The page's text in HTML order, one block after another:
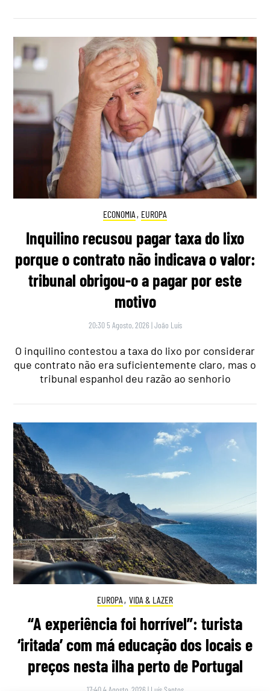
ECONOMIA , EUROPA
Inquilino recusou pagar taxa do lixo
porque o contrato não indicava o valor:
tribunal obrigou-o a pagar por este
motivo
20:30 5 Agosto, 2026 |João Luís
O inquilino contestou a taxa do lixo por considerar
que contrato não era suficientemente claro, mas o
tribunal espanhol deu razão ao senhorio
EUROPA , VIDA & LAZER
“A experiência foi horrível”: turista
‘iritada’ com má educação dos locais e
preços nesta ilha perto de Portugal